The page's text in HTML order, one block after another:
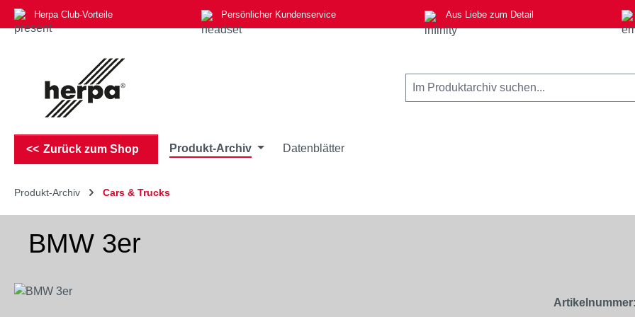
Hauptinhalt springen
Zur Suche springen
Zur Hauptnavigation springen
Herpa Club-Vorteile Persönlicher Kundenservice Aus Liebe zum Detail
Zurück zum Shop Produkt-Archiv Datenblätter
Produkt-Archiv Cars & Trucks
BMW 3er
Bildergalerie überspringen